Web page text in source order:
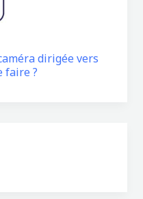
dirigée vers
faire ?